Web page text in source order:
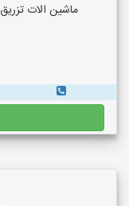
ماشین الات